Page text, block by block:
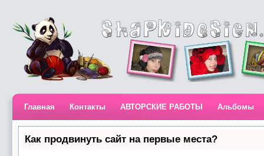
Главная Контакты АВТОРСКИЕ РАБОТЫ Альбомы
Как продвинуть сайт на первые места?